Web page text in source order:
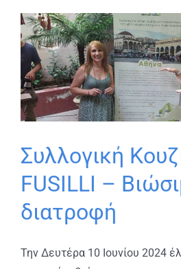
Συλλογική
FUSILLI –
διατροφή
Την Δευτέρα 10 Ιουνίου 2024